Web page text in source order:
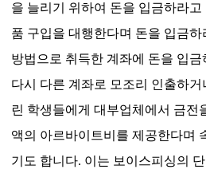
을 늘리기 위하여 돈을 입금하라고
품 구입을 대행한다며 돈을 입금
방법으로 취득한 계좌에 돈을 입
다시 다른 계좌로 모조리 인출하거
린 학생들에게 대부업체에서 금전
액의 아르바이트비를 제공한다며
기도 합니다. 이는 보이스피싱의